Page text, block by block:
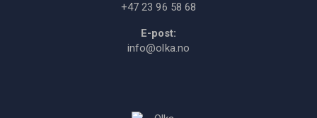
+47 23 96 58 68
E-post:
info@olka.no